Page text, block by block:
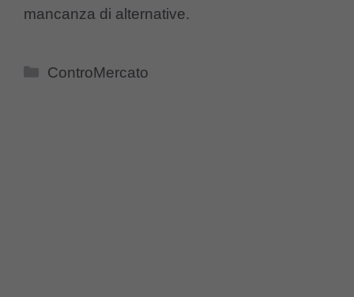
mancanza di alternative.
Categorie
ControMercato